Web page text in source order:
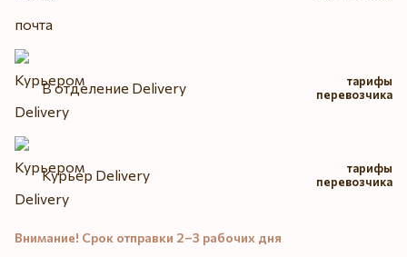
В отделение Delivery
тарифы
перевозчика
Курьер Delivery
тарифы
перевозчика
Внимание! Срок отправки 2–3 рабочих дня